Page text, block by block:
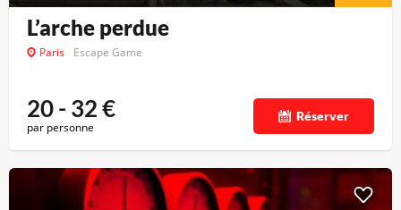
L’arche perdue
Paris Escape Game
20 - 32€
par personne
Réserver